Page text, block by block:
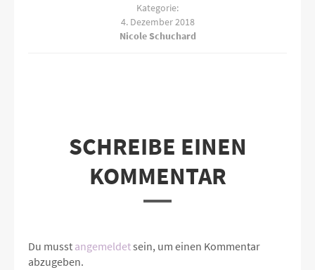
Kategorie:
4. Dezember 2018
Nicole Schuchard
SCHREIBE EINEN
KOMMENTAR
Du musst angemeldetsein, um einen Kommentar
abzugeben.